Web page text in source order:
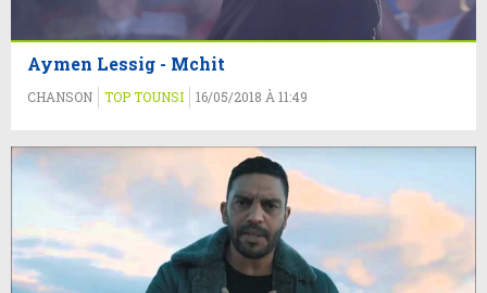
Aymen Lessig - Mchit
CHANSON TOP TOUNSI 16/05/2018 À 11:49